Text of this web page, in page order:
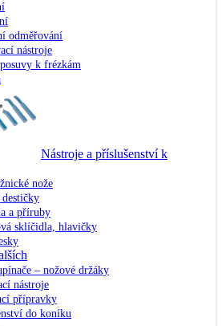
odměřování
nástroje
k frézkám
Nástroje a příslušenství k
nože
a příruby
sklíčidla, hlavičky
– nožové držáky
nástroje
přípravky
do koníku